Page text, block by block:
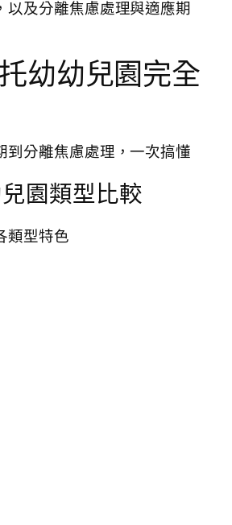
以及分離焦慮處理與適應期
幼幼兒園完全
到分離焦慮處理，一次搞懂
園類型比較
類型特色